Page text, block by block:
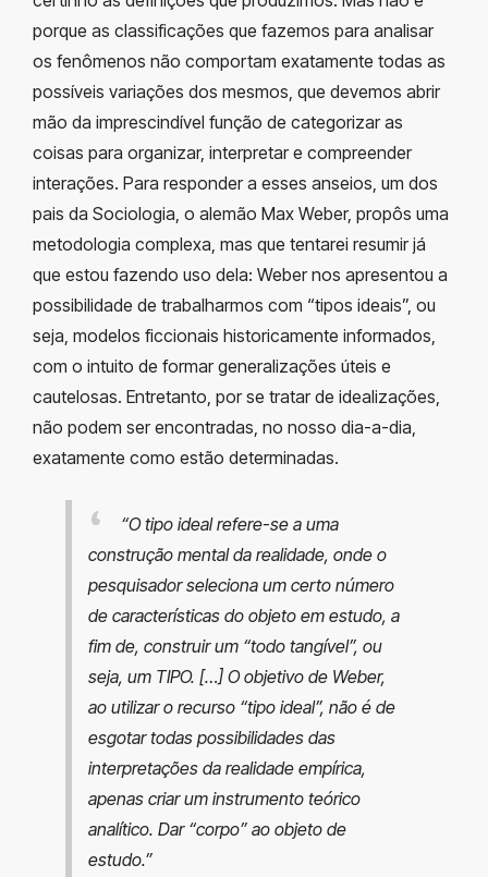
porque as classificações que fazemos para analisar
os fenômenos não comportam exatamente todas as
possíveis variações dos mesmos, que devemos abrir
mão da imprescindível função de categorizar as
coisas para organizar, interpretar e compreender
interações. Para responder a esses anseios, um dos
pais da Sociologia, o alemão Max Weber, propôs uma
metodologia complexa, mas que tentarei resumir já
que estou fazendo uso dela: Weber nos apresentou a
possibilidade de trabalharmos com “tipos ideais”, ou
seja, modelos ficcionais historicamente informados,
com o intuito de formar generalizações úteis e
cautelosas. Entretanto, por se tratar de idealizações,
não podem ser encontradas, no nosso dia-a-dia,
exatamente como estão determinadas.
“O tipo ideal refere-se a uma
construção mental da realidade, onde o
pesquisador seleciona um certo número
de características do objeto em estudo, a
fim de, construir um “todo tangível”, ou
seja, um TIPO. […] O objetivo de Weber,
ao utilizar o recurso “tipo ideal”, não é de
esgotar todas possibilidades das
interpretações da realidade empírica,
apenas criar um instrumento teórico
analítico. Dar “corpo” ao objeto de
estudo.”